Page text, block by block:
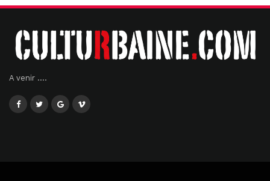
A venir ....